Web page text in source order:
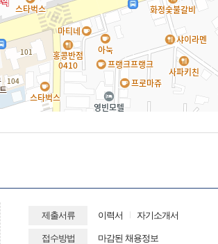
제출서류 이력서 자기소개서
접수방법 마감된 채용정보